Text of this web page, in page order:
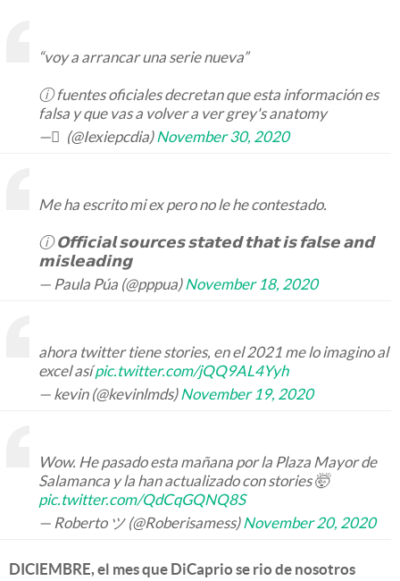
“voy a arrancar una serie nueva”
ⓘ fuentes oficiales decretan que esta información es
falsa y que vas a volver a ver grey's anatomy
— ً (@Iexiepcdia)November 30, 2020
Me ha escrito mi ex pero no le he contestado.
ⓘ 𝗢𝗳𝗳𝗶𝗰𝗶𝗮𝗹 𝘀𝗼𝘂𝗿𝗰𝗲𝘀 𝘀𝘁𝗮𝘁𝗲𝗱 𝘁𝗵𝗮𝘁 𝗶𝘀 𝗳𝗮𝗹𝘀𝗲 𝗮𝗻𝗱
𝗺𝗶𝘀𝗹𝗲𝗮𝗱𝗶𝗻𝗴
— Paula Púa (@pppua)November 18, 2020
ahora twitter tiene stories, en el 2021 me lo imagino al
excel asípic.twitter.com/jQQ9AL4Yyh
— kevin (@kevinlmds)November 19, 2020
Wow. He pasado esta mañana por la Plaza Mayor de
Salamanca y la han actualizado con stories 🤯
pic.twitter.com/QdCqGQNQ8S
— Roberto ツ (@Roberisamess)November 20, 2020
DICIEMBRE, el mes que DiCaprio se rio de nosotros